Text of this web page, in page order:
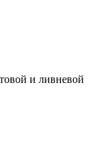
и ливневой